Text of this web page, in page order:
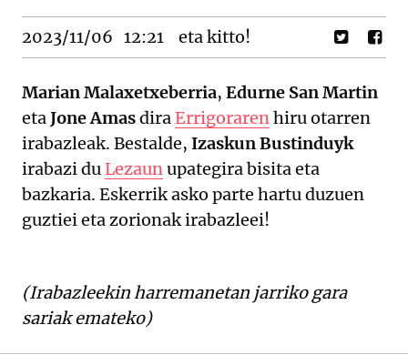
2023/11/06 12:21 eta kitto!
Marian Malaxetxeberria, Edurne San Martin
etaJone AmasdiraErrigorarenhiru otarren
irabazleak. Bestalde, Izaskun Bustinduyk
irabazi du Lezaunupategira bisita eta
bazkaria. Eskerrik asko parte hartu duzuen
guztiei eta zorionak irabazleei!
(Irabazleekin harremanetan jarriko gara
sariak emateko)